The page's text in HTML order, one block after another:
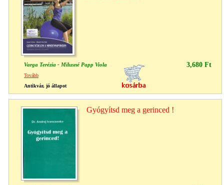
Varga Terézia - Milusné Papp Viola 3,680 Ft
Tovább
Antikvár, jó állapot
Gyógyítsd meg a gerinced !